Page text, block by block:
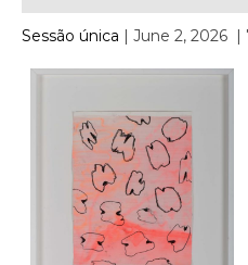
Sessão única | June 2, 2026 |